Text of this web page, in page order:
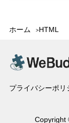
ホーム HTML
プライバシーポリ
Copyright